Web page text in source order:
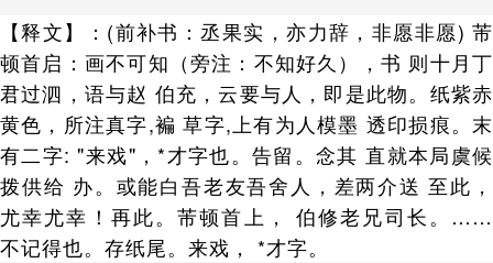
【释文】：(前补书：丞果实，亦力辞，非愿非愿) 芾
顿首启：画不可知（旁注：不知好久），书 则十月丁
君过泗，语与赵 伯充，云要与人，即是此物。纸紫赤
黄色，所注真字,褊 草字,上有为人模墨 透印损痕。末
有二字: "来戏"，*才字也。告留。念其 直就本局虞候
拨供给 办。或能白吾老友吾舍人，差两介送 至此，
尤幸尤幸！再此。芾顿首上， 伯修老兄司长。……
不记得也。存纸尾。来戏， *才字。